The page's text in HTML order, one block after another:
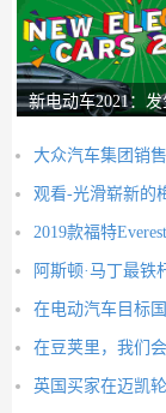
新电动车2021：
大众汽车集团销
观看-光滑崭新的
2019款福特
阿斯顿·马丁最铁
在电动汽车目标
在豆荚里，我们
英国买家在迈凯